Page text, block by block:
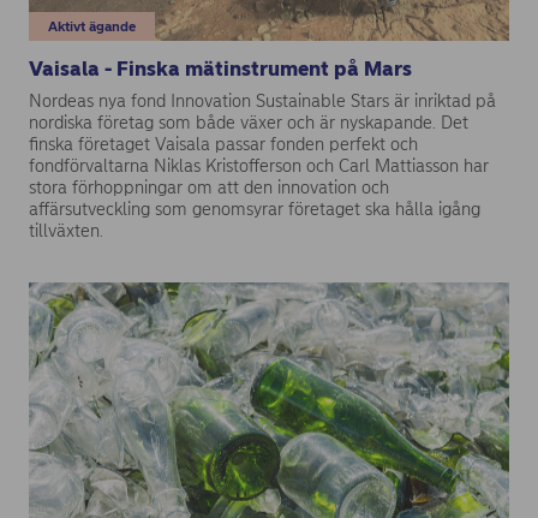
Aktivt ägande
Vaisala - Finska mätinstrument på Mars
Nordeas nya fond Innovation Sustainable Stars är inriktad på
nordiska företag som både växer och är nyskapande. Det
finska företaget Vaisala passar fonden perfekt och
fondförvaltarna Niklas Kristofferson och Carl Mattiasson har
stora förhoppningar om att den innovation och
affärsutveckling som genomsyrar företaget ska hålla igång
tillväxten.